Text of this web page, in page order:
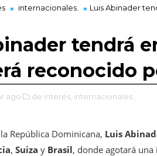
internacionales.
Luis Abinader
tendrá
reconocido
ago de interés, internacionales.,
República Dominicana, Luis
, Suiza y Brasil, donde agotará una